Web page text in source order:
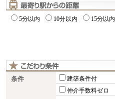
5分以内 10分以内 15分以内
条件 建築条件付
仲介手数料ゼロ